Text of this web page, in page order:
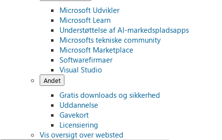
Microsoft Udvikler
Microsoft Learn
Understøttelse af AI-markedspladsapps
Microsofts tekniske community
Microsoft Marketplace
Softwarefirmaer
Visual Studio
Andet
Gratis downloads og sikkerhed
Uddannelse
Gavekort
Licensiering
Vis oversigt over websted